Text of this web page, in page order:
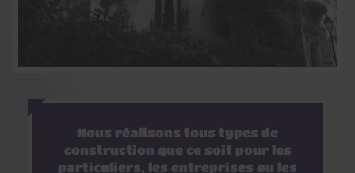
Nous réalisons tous types de
construction que ce soit pour les
particuliers, les entreprises ou les